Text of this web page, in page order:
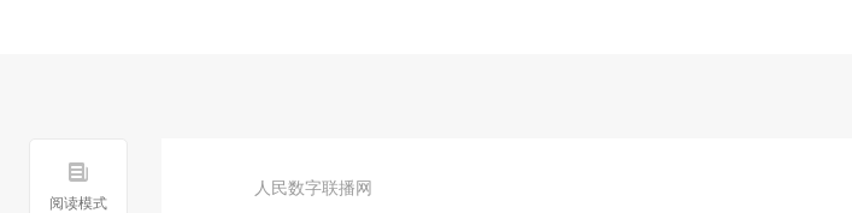
阅读模式
人民数字联播网